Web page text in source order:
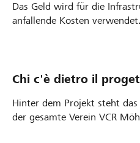
Das Geld wird für die
anfallende Kosten verwendet.
Chi c'è dietro il
Hinter dem Projekt steht
der gesamte Verein VCR